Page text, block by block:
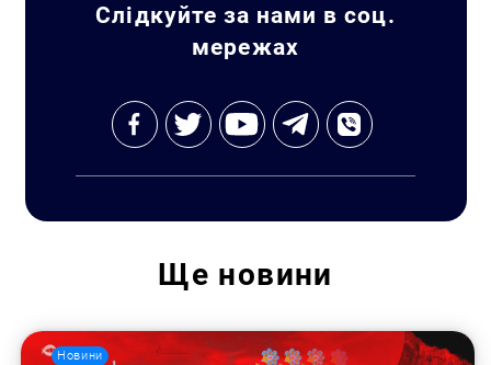
Слідкуйте за нами в соц.
мережах
Ще новини
Новини